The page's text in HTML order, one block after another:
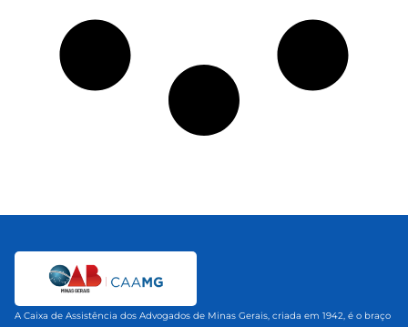
A Caixa de Assistência dos Advogados de Minas Gerais, criada em 1942, é o braço